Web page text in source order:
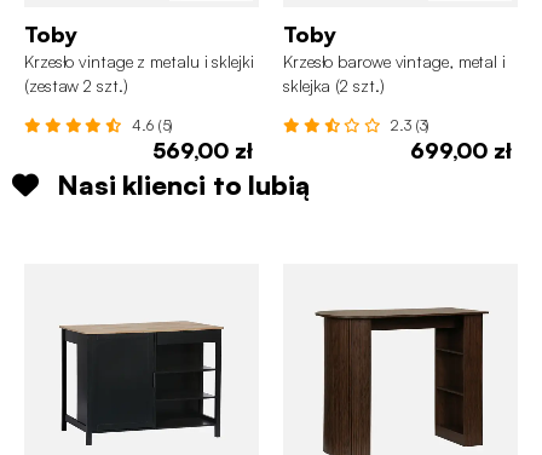
Toby
Krzesło vintage z metalu i sklejki
(zestaw 2 szt.)
4.6 (5)
569,00 zł
Toby
Krzesło barowe vintage, metal i
sklejka (2 szt.)
2.3 (3)
699,00 zł
Nasi klienci to lubią